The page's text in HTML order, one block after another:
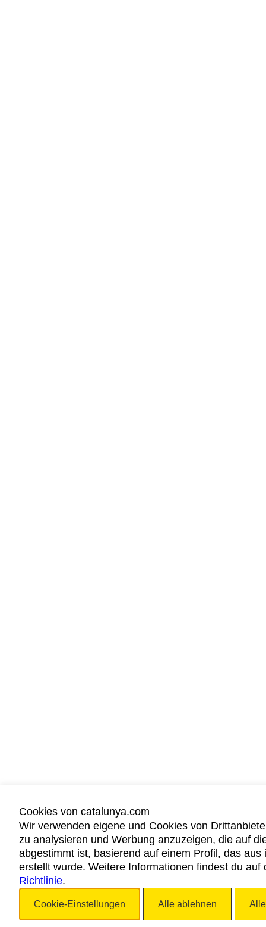
Cookies von catalunya.com
Wir verwenden eigene und Cookies von
zu analysieren und Werbung anzuzeigen, die auf
abgestimmt ist, basierend auf einem Profil, das
erstellt wurde. Weitere Informationen findest du
Richtlinie.
Cookie-Einstellungen Alle ablehnen